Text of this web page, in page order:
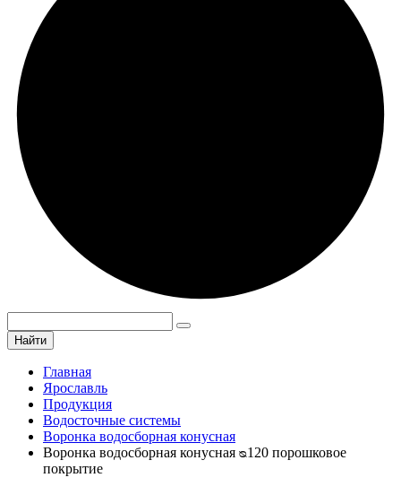
Найти
Главная
Ярославль
Продукция
Водосточные системы
Воронка водосборная конусная
Воронка водосборная конусная ᴓ120 порошковое
покрытие